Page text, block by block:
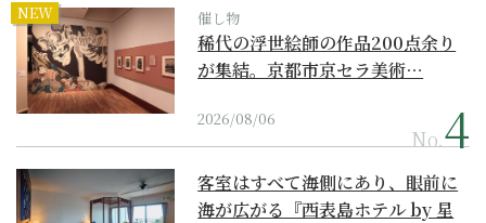
NEW 催し物
稀代の浮世絵師の作品200点余り
が集結。京都市京セラ美術…
2026/08/06
No.
客室はすべて海側にあり、眼前に
海が広がる『西表島ホテル by 星